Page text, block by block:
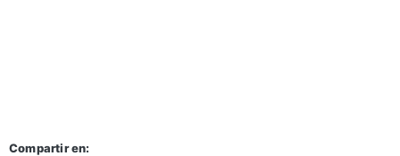
Compartir en: